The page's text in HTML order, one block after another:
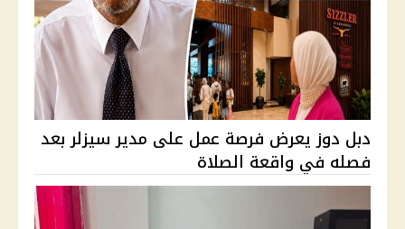
دبل دوز يعرض فرصة عمل على مدير سيزلر بعد
فصله في واقعة الصلاة